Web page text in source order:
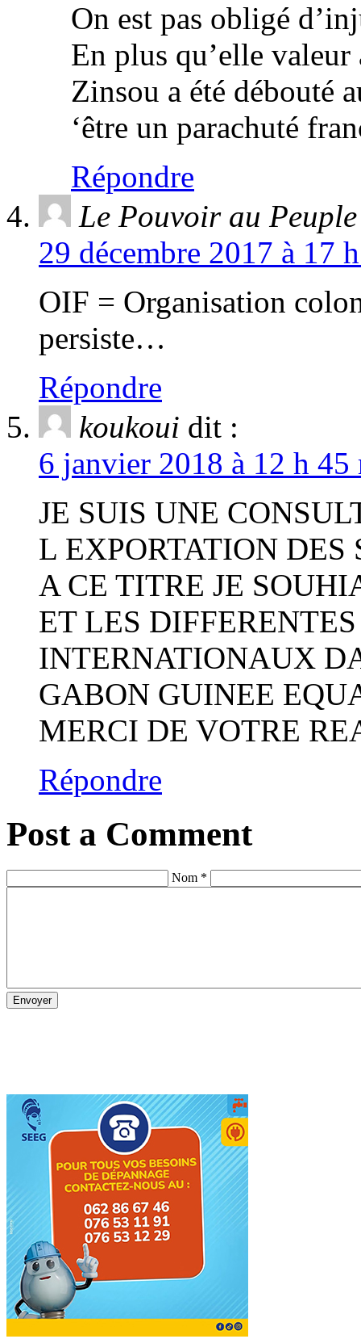
On est pas obligé
En plus qu’elle
Zinsou a été débouté
‘être un parachuté
Répondre
Le Pouvoir au Peuple
29 décembre 2017 à 17
OIF = Organisation
persiste…
Répondre
koukoui dit :
6 janvier 2018 à 12 h
JE SUIS UNE
L EXPORTATION DES
A CE TITRE JE
ET LES
INTERNATIONAUX
GABON GUINEE
MERCI DE VOTRE
Répondre
Post a Comment
Nom *